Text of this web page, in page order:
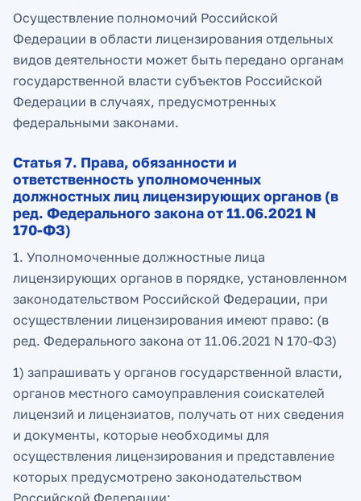
Осуществление полномочий Российской
Федерации в области лицензирования отдельных
видов деятельности может быть передано органам
государственной власти субъектов Российской
Федерации в случаях, предусмотренных
федеральными законами.
Статья 7. Права, обязанности и
ответственность уполномоченных
должностных лиц лицензирующих органов (в
ред. Федерального закона от 11.06.2021 N
170-ФЗ)
1. Уполномоченные должностные лица
лицензирующих органов в порядке, установленном
законодательством Российской Федерации, при
осуществлении лицензирования имеют право: (в
ред. Федерального закона от 11.06.2021 N 170-ФЗ)
1) запрашивать у органов государственной власти,
органов местного самоуправления соискателей
лицензий и лицензиатов, получать от них сведения
и документы, которые необходимы для
осуществления лицензирования и представление
которых предусмотрено законодательством
Российской Федерации;